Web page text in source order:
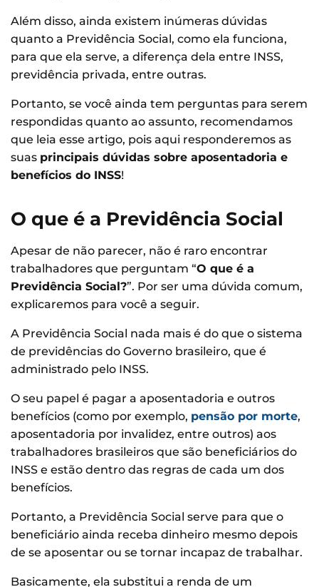
Além disso, ainda existem inúmeras dúvidas
quanto a Previdência Social, como ela funciona,
para que ela serve, a diferença dela entre INSS,
previdência privada, entre outras.
Portanto, se você ainda tem perguntas para serem
respondidas quanto ao assunto, recomendamos
que leia esse artigo, pois aqui responderemos as
suas principais dúvidas sobre aposentadoria e
benefícios do INSS!
O que é a Previdência Social
Apesar de não parecer, não é raro encontrar
trabalhadores que perguntam “O que é a
Previdência Social?”. Por ser uma dúvida comum,
explicaremos para você a seguir.
A Previdência Social nada mais é do que o sistema
de previdências do Governo brasileiro, que é
administrado pelo INSS.
O seu papel é pagar a aposentadoria e outros
benefícios (como por exemplo, pensão por morte,
aposentadoria por invalidez, entre outros) aos
trabalhadores brasileiros que são beneficiários do
INSS e estão dentro das regras de cada um dos
benefícios.
Portanto, a Previdência Social serve para que o
beneficiário ainda receba dinheiro mesmo depois
de se aposentar ou se tornar incapaz de trabalhar.
Basicamente, ela substitui a renda de um